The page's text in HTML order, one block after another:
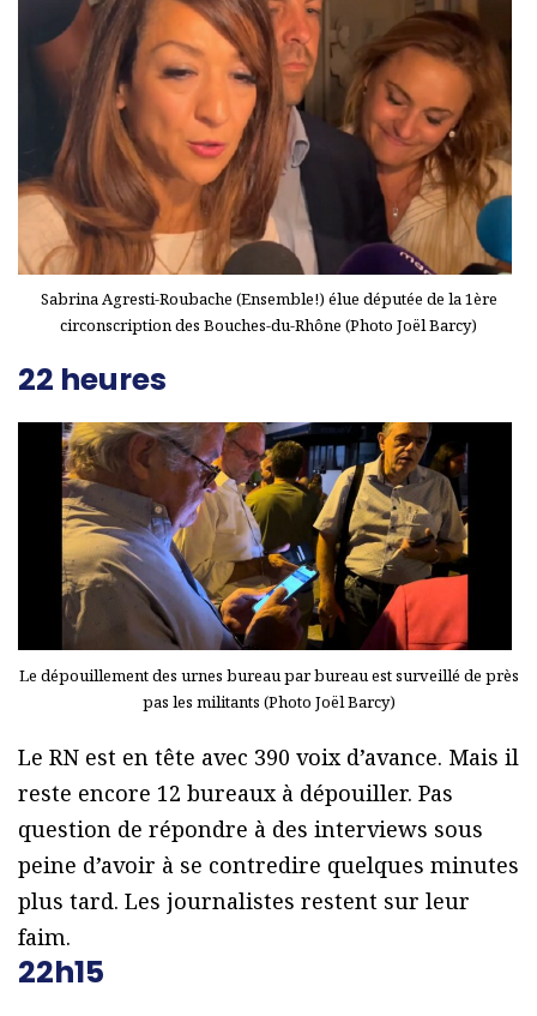
Sabrina Agresti-Roubache (Ensemble!) élue députée de la 1ère
circonscription des Bouches-du-Rhône (Photo Joël Barcy)
22 heures
Le dépouillement des urnes bureau par bureau est surveillé de près
pas les militants (Photo Joël Barcy)
Le RN est en tête avec 390 voix d’avance. Mais il
reste encore 12 bureaux à dépouiller. Pas
question de répondre à des interviews sous
peine d’avoir à se contredire quelques minutes
plus tard. Les journalistes restent sur leur
faim.
22h15